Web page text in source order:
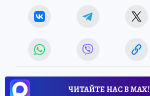
ЧИТАЙТЕ НАС В МАХ!